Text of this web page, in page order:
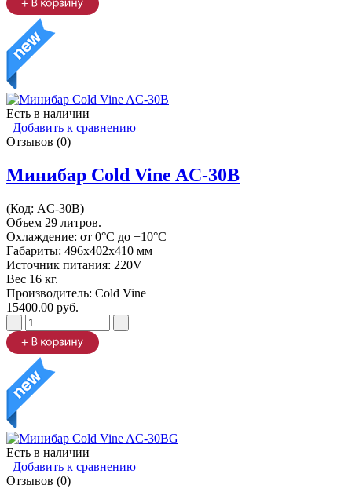
Есть в наличии
Добавить к сравнению
Отзывов (0)
Минибар Cold Vine AC-30B
(Код: AC-30B)
Объем 29 литров.
Охлаждение: от 0°C до +10°C
Габариты: 496х402х410 мм
Источник питания: 220V
Вес 16 кг.
Производитель: Cold Vine
15400.00 руб.
Есть в наличии
Добавить к сравнению
Отзывов (0)